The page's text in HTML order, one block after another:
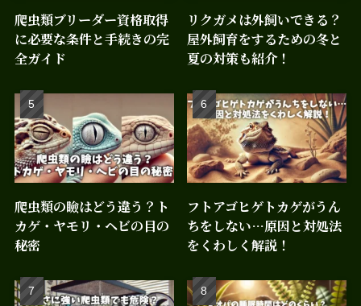
爬虫類ブリーダー資格取得
に必要な条件と手続きの完
全ガイド
リクガメは外飼いできる？
屋外飼育をするための冬と
夏の対策も紹介！
爬虫類の瞼はどう違う？ト
カゲ・ヤモリ・ヘビの目の
秘密
フトアゴヒゲトカゲがうん
ちをしない…原因と対処法
をくわしく解説！